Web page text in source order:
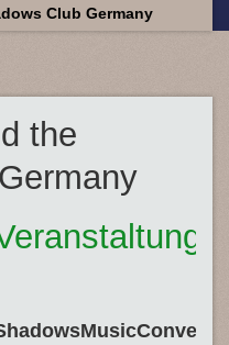
Club Germany
the